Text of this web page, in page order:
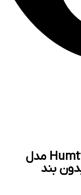
کتونی جورابی مردانه هامتو Humtto مدل